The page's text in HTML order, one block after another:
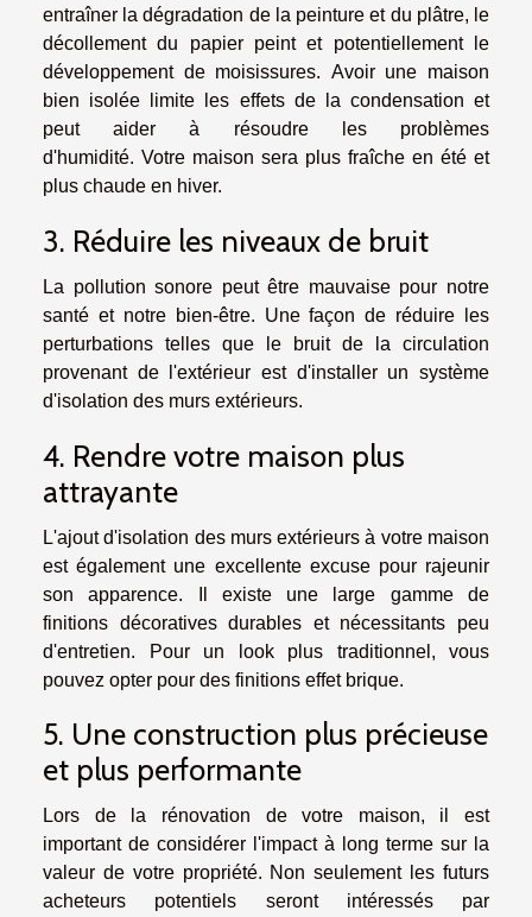
entraîner la dégradation de la peinture et du plâtre, le
décollement du papier peint et potentiellement le
développement de moisissures. Avoir une maison
bien isolée limite les effets de la condensation et
peut aider à résoudre les problèmes
d'humidité. Votre maison sera plus fraîche en été et
plus chaude en hiver.
3. Réduire les niveaux de bruit
La pollution sonore peut être mauvaise pour notre
santé et notre bien-être. Une façon de réduire les
perturbations telles que le bruit de la circulation
provenant de l'extérieur est d'installer un système
d'isolation des murs extérieurs.
4. Rendre votre maison plus
attrayante
L'ajout d'isolation des murs extérieurs à votre maison
est également une excellente excuse pour rajeunir
son apparence. Il existe une large gamme de
finitions décoratives durables et nécessitants peu
d'entretien. Pour un look plus traditionnel, vous
pouvez opter pour des finitions effet brique.
5. Une construction plus précieuse
et plus performante
Lors de la rénovation de votre maison, il est
important de considérer l'impact à long terme sur la
valeur de votre propriété. Non seulement les futurs
acheteurs potentiels seront intéressés par